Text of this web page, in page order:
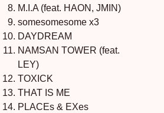
M.I.A (feat. HAON, JMIN)
somesomesome x3
DAYDREAM
NAMSAN TOWER (feat.
LEY)
TOXICK
THAT IS ME
PLACEs & EXes